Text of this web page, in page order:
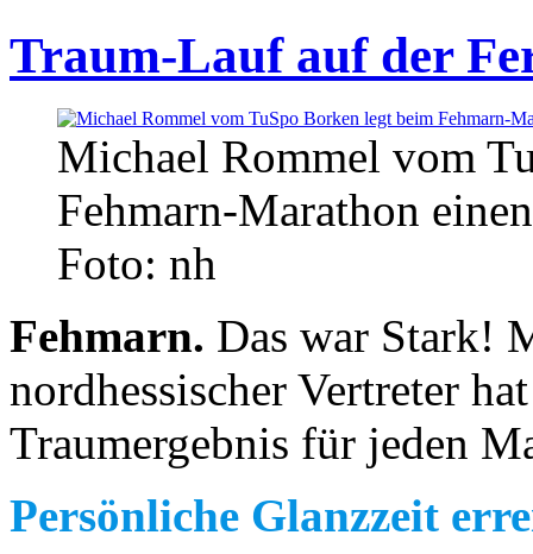
Traum-Lauf auf der
Michael Rommel vom
Fehmarn-Marathon
Foto: nh
Fehmarn. Das war Stark!
nordhessischer Vertreter
Traumergebnis für jeden
Persönliche Glanzzeit